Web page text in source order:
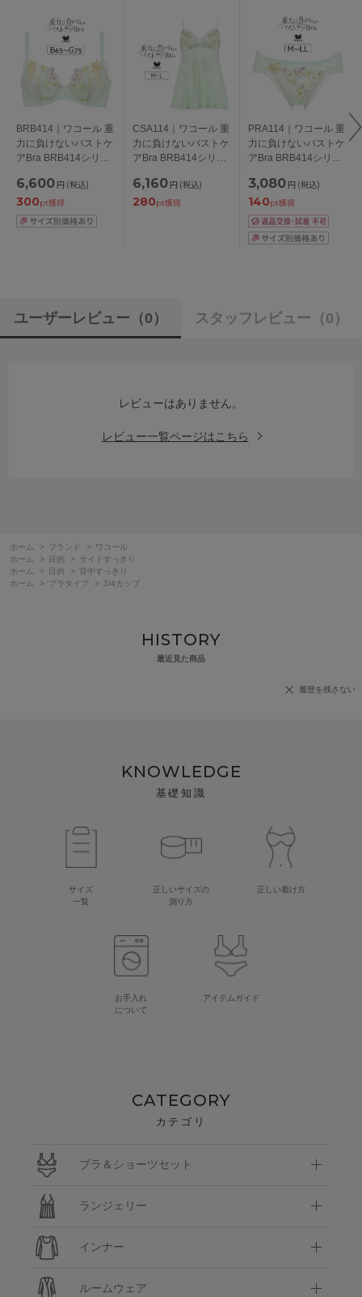
BRB414｜ワコール 重
力に負けないバストケ
アBra BRB414シリー
BCDEFGカップ アン
ダー65/70/75/80/85cm
6,600 円 (税込)
300pt獲得
CSA114｜ワコール 重
力に負けないバストケ
アBra BRB414シリー
6,160 円 (税込)
280pt獲得
PRA114｜ワコール 重
力に負けないバストケ
アBra BRB414シリー
ーツ M/L/LL
3,080 円 (税込)
140pt獲得
ユーザーレビュー （0） スタッフレビュー （0）
レビューはありません。
レビュー一覧ページはこちら
ホーム > ブランド >
ワコール
ホーム
> 目的 >
サイドすっきり
ホーム
> 目的 >
背中すっきり
ホーム
> ブラタイプ > 3/4カップ
HISTORY
最近見た商品
履歴を残さない
KNOWLEDGE
基礎知識
サイズ
一覧
正しいサイズの
測り方
正しい着け方
お手入れ
について
アイテムガイド
CATEGORY
カテゴリ
ブラ＆ショーツセット
ランジェリー
インナー
ルームウェア